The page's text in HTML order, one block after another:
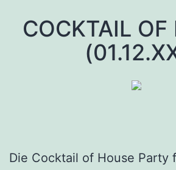
COCKTAIL OF
Die Cocktail of House Party